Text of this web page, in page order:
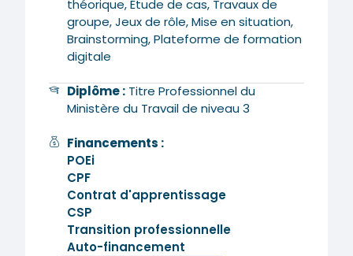
théorique, Étude de cas, Travaux de
groupe, Jeux de rôle, Mise en situation,
Brainstorming, Plateforme de formation
digitale
Diplôme :Titre Professionnel du
Ministère du Travail de niveau 3
Financements :
POEi
CPF
Contrat d'apprentissage
CSP
Transition professionnelle
Auto-financement